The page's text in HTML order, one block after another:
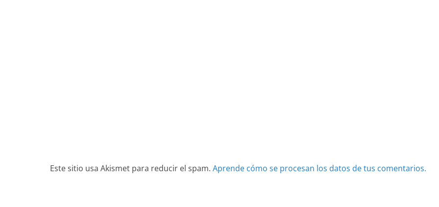
Este sitio usa Akismet para reducir el spam. Aprende cómo se procesan los datos de tus comentarios.